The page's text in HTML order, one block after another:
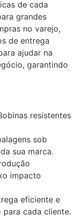
de cada
grandes
no varejo,
de entrega
ajudar na
garantindo
resistentes
sob
sua marca.
impacto
eficiente e
cada cliente.